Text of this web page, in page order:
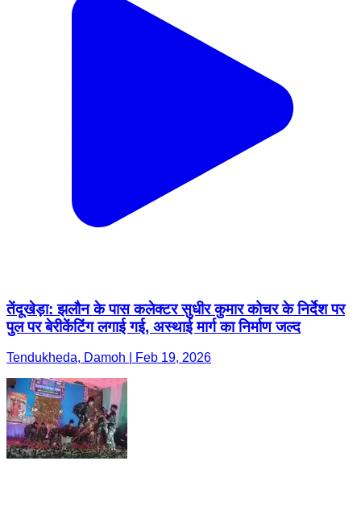
तेंदूखेड़ा: झलौन के पास कलेक्टर सुधीर कुमार कोचर के निर्देश पर
पुल पर बेरीकेंटिंग लगाई गई, अस्थाई मार्ग का निर्माण जल्द
Tendukheda, Damoh | Feb 19, 2026